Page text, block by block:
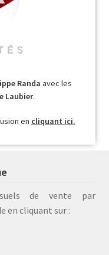
Randa avec les
Laubier.
en cliquant ici.
de vente par
en cliquant sur :